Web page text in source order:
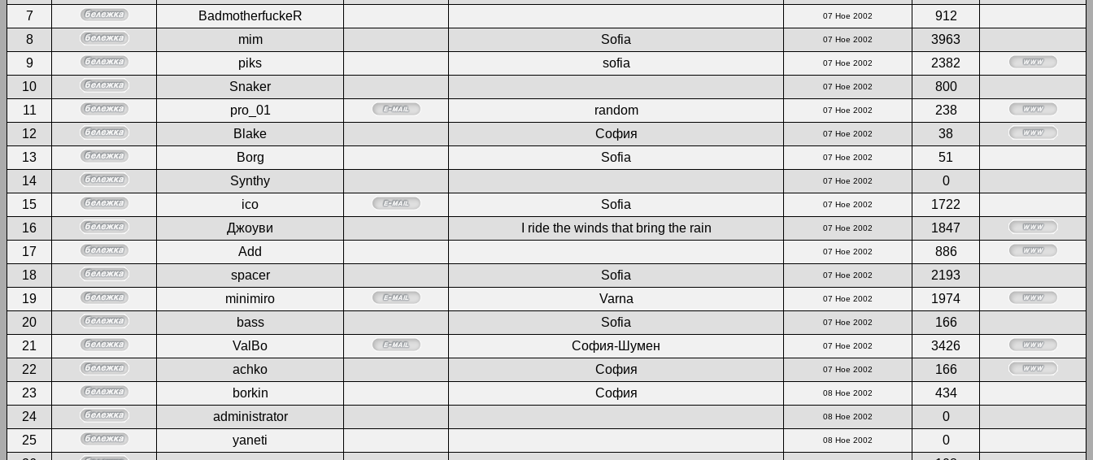
7
BadmotherfuckeR 07 Ное 2002
912
8
mim Sofia 07 Ное 2002
3963
9
piks sofia 07 Ное 2002
2382
10
Snaker 07 Ное 2002
800
11
pro_01 random 07 Ное 2002
238
12
Blake София 07 Ное 2002
38
13
Borg Sofia 07 Ное 2002
51
14
Synthy 07 Ное 2002
0
15
ico Sofia 07 Ное 2002
1722
16
Джоуви I ride the winds that bring the rain 07 Ное 2002
1847
17
Add 07 Ное 2002
886
18
spacer Sofia 07 Ное 2002
2193
19
minimiro Varna 07 Ное 2002
1974
20
bass Sofia 07 Ное 2002
166
21
ValBo София-Шумен 07 Ное 2002
3426
22
achko София 07 Ное 2002
166
23
borkin София 08 Ное 2002
434
24
administrator 08 Ное 2002
0
25
yaneti 08 Ное 2002
0